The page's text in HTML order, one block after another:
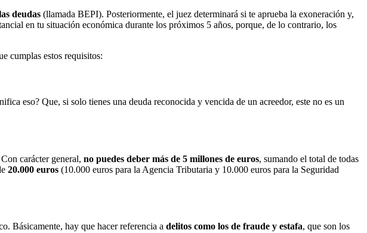
deudas (llamada BEPI). Posteriormente, el juez determinará si te aprueba la exoneración y,
en tu situación económica durante los próximos 5 años, porque, de lo contrario, los
cumplas estos requisitos:
eso? Que, si solo tienes una deuda reconocida y vencida de un acreedor, este no es un
Con carácter general, no puedes deber más de 5 millones de euros, sumando el total de todas
20.000 euros (10.000 euros para la Agencia Tributaria y 10.000 euros para la Seguridad
Básicamente, hay que hacer referencia a delitos como los de fraude y estafa, que son los